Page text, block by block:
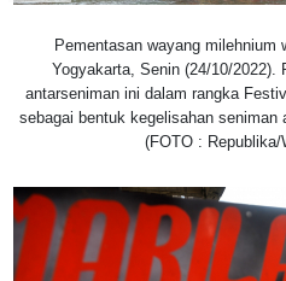
Pementasan wayang milehnium
Yogyakarta, Senin (24/10/2022).
antarseniman ini dalam rangka
sebagai bentuk kegelisahan
(FOTO : Republika/